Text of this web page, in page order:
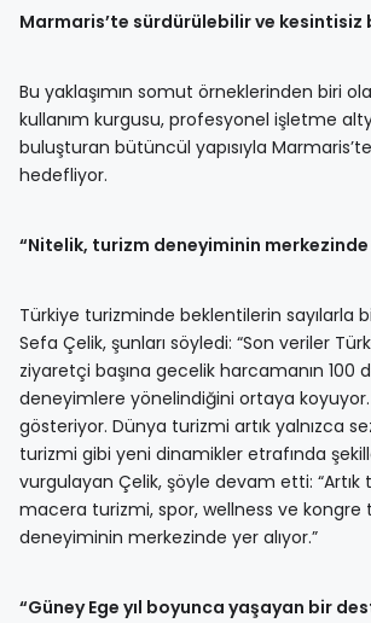
Marmaris’te sürdürülebilir ve kesintisiz
Bu yaklaşımın somut örneklerinden biri
kullanım kurgusu, profesyonel işletme
buluşturan bütüncül yapısıyla
hedefliyor.
“Nitelik, turizm deneyiminin merkezinde
Türkiye turizminde beklentilerin sayılarla
Sefa Çelik, şunları söyledi: “Son veriler
ziyaretçi başına gecelik harcamanın 100
deneyimlere yönelindiğini ortaya koyuyor.
gösteriyor. Dünya turizmi artık yalnızca
turizmi gibi yeni dinamikler etrafında
vurgulayan Çelik, şöyle devam etti:
macera turizmi, spor, wellness ve kongre
deneyiminin merkezinde yer alıyor.”
“Güney Ege yıl boyunca yaşayan bir